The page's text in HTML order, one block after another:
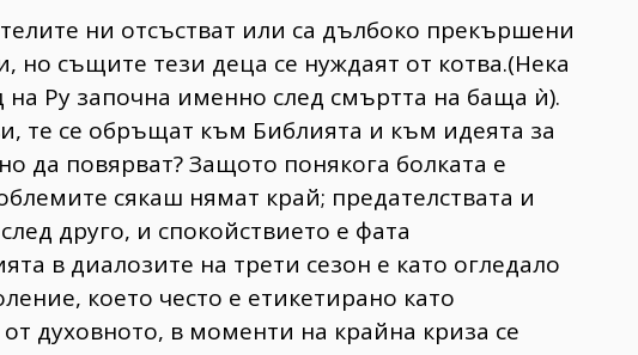
ни отсъстват или са дълбоко прекършени
но същите тези деца се нуждаят от котва.(Нека
на Ру започна именно след смъртта на баща ѝ).
те се обръщат към Библията и към идеята за
да повярват? Защото понякога болката е
сякаш нямат край; предателствата и
друго, и спокойствието е фата
в диалозите на трети сезон е като огледало
което често е етикетирано като
духовното, в моменти на крайна криза се